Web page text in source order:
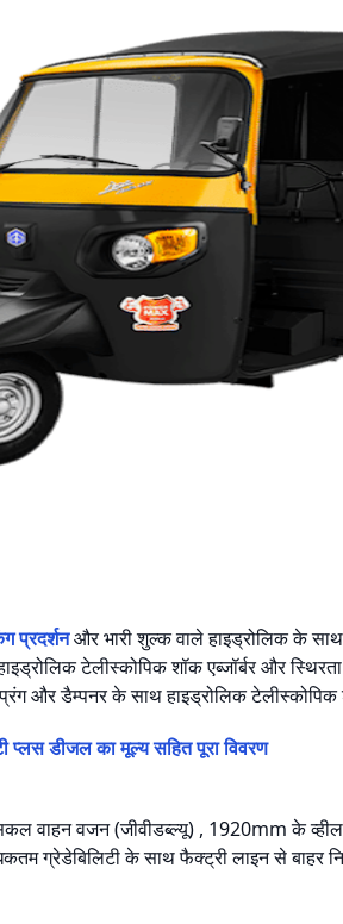
प्रदर्शनऔर भारी शुल्क वाले हाइड्रोलिक के
टेलीस्कोपिक शॉक एब्जॉर्बर और
और डैम्पनर के साथ हाइड्रोलिक टेलीस्कोपिक
प्लस डीजल का मूल्य सहित पूरा विवरण
वाहन वजन (जीवीडब्ल्यू) , 1920mm के
ग्रेडेबिलिटी के साथ फैक्ट्री लाइन से बाहर